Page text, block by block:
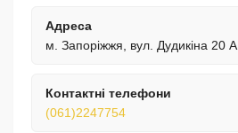
Адреса
м. Запоріжжя, вул. Дудикіна 20 А
Контактні телефони
(061)2247754